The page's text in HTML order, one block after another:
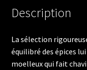
Description
La sélection
équilibré des épices
moelleux qui fait